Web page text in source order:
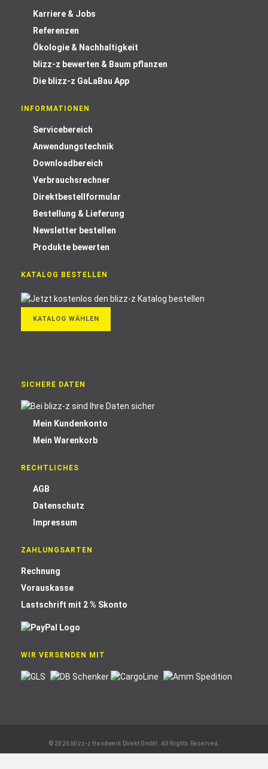
Karriere & Jobs
Referenzen
Ökologie & Nachhaltigkeit
blizz-z bewerten & Baum pflanzen
Die blizz-z GaLaBau App
INFORMATIONEN
Servicebereich
Anwendungstechnik
Downloadbereich
Verbrauchsrechner
Direktbestellformular
Bestellung & Lieferung
Newsletter bestellen
Produkte bewerten
KATALOG BESTELLEN
KATALOG WÄHLEN
SICHERE DATEN
Mein Kundenkonto
Mein Warenkorb
RECHTLICHES
AGB
Datenschutz
Impressum
ZAHLUNGSARTEN
Rechnung
Vorauskasse
Lastschrift mit 2 % Skonto
WIR VERSENDEN MIT
© 2026 blizz-z Handwerk Direkt GmbH. All Rights Reserved.